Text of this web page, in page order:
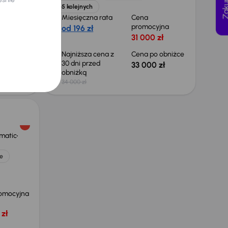
+5 kolejnych
Miesięczna rata
od 196 zł
Cena
promocyjna
31 000 zł
Najniższa cena z
30 dni przed
obniżką
34 000 zł
Cena po obniżce
33 000 zł